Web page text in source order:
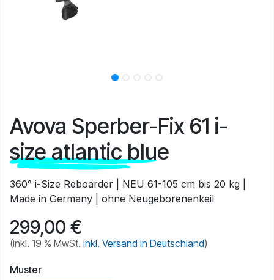
Avova Sperber-Fix 61 i-
size atlantic blue
360° i-Size Reboarder | NEU 61-105 cm bis 20 kg |
Made in Germany | ohne Neugeborenenkeil
299,00 €
(inkl. 19 % MwSt. inkl. Versand in Deutschland)
Muster